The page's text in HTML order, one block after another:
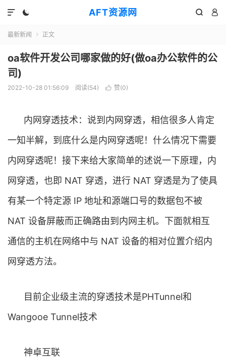
AFT资源网
  

最新新闻  正文
oa软件开发公司哪家做的好(做oa办公软件的公
司)
2022-10-28 01:56:09 阅读(54)  赞(0)
内网穿透技术：说到内网穿透，相信很多人肯定
一知半解，到底什么是内网穿透呢！什么情况下需要
内网穿透呢！接下来给大家简单的述说一下原理，内
网穿透，也即 NAT 穿透，进行 NAT 穿透是为了使具
有某一个特定源 IP 地址和源端口号的数据包不被
NAT 设备屏蔽而正确路由到内网主机。下面就相互
通信的主机在网络中与 NAT 设备的相对位置介绍内
网穿透方法。
目前企业级主流的穿透技术是PHTunnel和
Wangooe Tunnel技术
神卓互联